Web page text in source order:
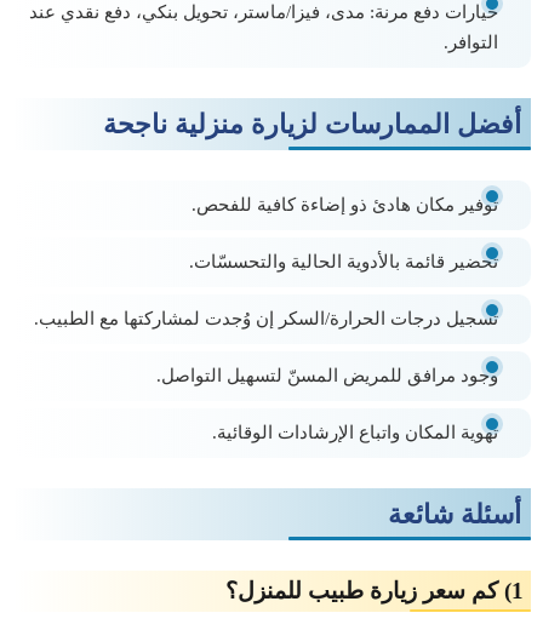
خيارات دفع مرنة: مدى، فيزا/ماستر، تحويل بنكي، دفع نقدي عند
التوافر.
أفضل الممارسات لزيارة منزلية ناجحة
توفير مكان هادئ ذو إضاءة كافية للفحص.
تحضير قائمة بالأدوية الحالية والتحسسّات.
تسجيل درجات الحرارة/السكر إن وُجدت لمشاركتها مع الطبيب.
وجود مرافق للمريض المسنّ لتسهيل التواصل.
تهوية المكان واتباع الإرشادات الوقائية.
أسئلة شائعة
1) كم سعر زيارة طبيب للمنزل؟